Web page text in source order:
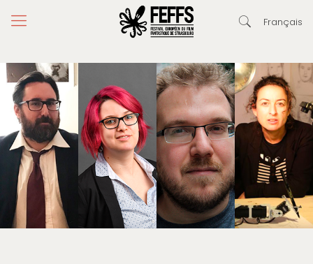
Français